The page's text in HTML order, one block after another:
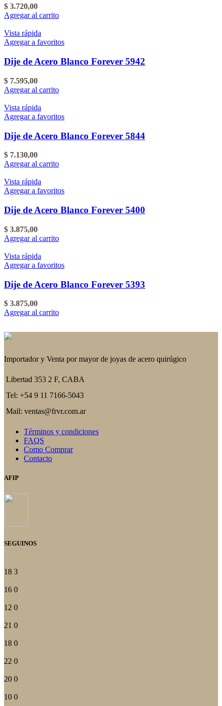
$ 3.720,00
Agregar al carrito
Vista rápida
Agregar a favoritos
Dije de Acero Blanco Forever 5942
$ 7.595,00
Agregar al carrito
Vista rápida
Agregar a favoritos
Dije de Acero Blanco Forever 5844
$ 7.130,00
Agregar al carrito
Vista rápida
Agregar a favoritos
Dije de Acero Blanco Forever 5400
$ 3.875,00
Agregar al carrito
Vista rápida
Agregar a favoritos
Dije de Acero Blanco Forever 5393
$ 3.875,00
Agregar al carrito
Importador y Venta por mayor de joyas de acero quirúgico
Libertad 353 2 F, CABA
Tel: +54 9 11 7166-5043
Mail: ventas@frvr.com.ar
Términos y condiciones
FAQS
Como Comprar
Contacto
AFIP
SEGUINOS
18 3
16 0
12 0
21 0
18 0
22 0
20 0
10 0